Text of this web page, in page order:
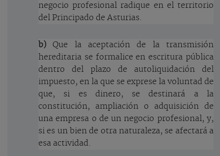
negocio profesional radique en el territorio
del Principado de Asturias.
b)Que la aceptación de la transmisión
hereditaria se formalice en escritura pública
dentro del plazo de autoliquidación del
impuesto, en la que se exprese la voluntad de
que, si es dinero, se destinará a la
constitución, ampliación o adquisición de
una empresa o de un negocio profesional, y,
si es un bien de otra naturaleza, se afectará a
esa actividad.